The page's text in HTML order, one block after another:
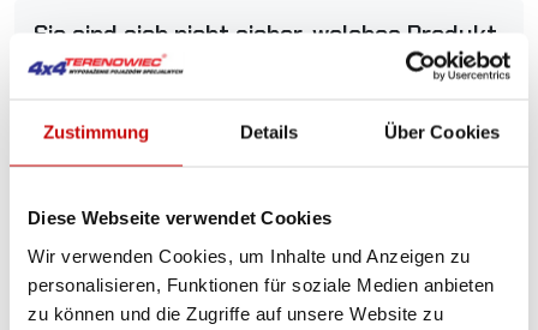
Zustimmung Details Über Cookies
Diese Webseite verwendet Cookies
Wir verwenden Cookies, um Inhalte und Anzeigen zu
personalisieren, Funktionen für soziale Medien anbieten
zu können und die Zugriffe auf unsere Website zu
Sie sind sich nicht sicher, welches Produkt
am besten geeignet ist? Rufen Sie uns an,
phone+48 12 266 27 54
Lieferrichtlinie